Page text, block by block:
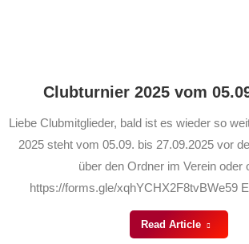
Clubturnier 2025 vom
Liebe Clubmitglieder, bald ist es wieder so
2025 steht vom 05.09. bis 27.09.2025 vor
über den Ordner im Verein oder
https://forms.gle/xqhYCHX2F8tvBWe59
Read Article